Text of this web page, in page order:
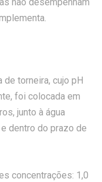
não desempenham
torneira, cujo pH
foi colocada em
junto à água
dentro do prazo de
concentrações: 1,0